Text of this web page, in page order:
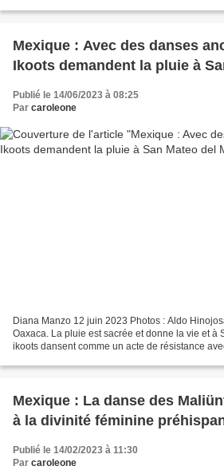
Mexique : Avec des danses
Ikoots demandent la pluie à
Publié le 14/06/2023 à 08:25
Par caroleone
Diana Manzo 12 juin 2023 Photos : Aldo
Oaxaca. La pluie est sacrée et donne la vie et à
ikoots dansent comme un acte de résistance
Mexique : La danse des
à la divinité féminine
Publié le 14/02/2023 à 11:30
Par caroleone